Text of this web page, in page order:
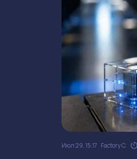
Июл 29, 15:17 Factory C.